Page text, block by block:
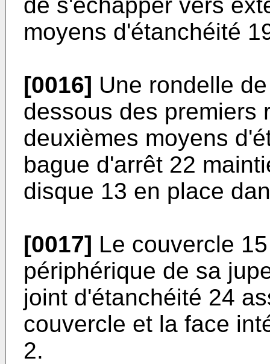
moyens d'étanchéité
[0016] Une rondelle
dessous des premiers
deuxièmes moyens
bague d'arrêt 22
disque 13 en place
[0017] Le couvercle
périphérique de sa
joint d'étanchéité 24
couvercle et la face
2.